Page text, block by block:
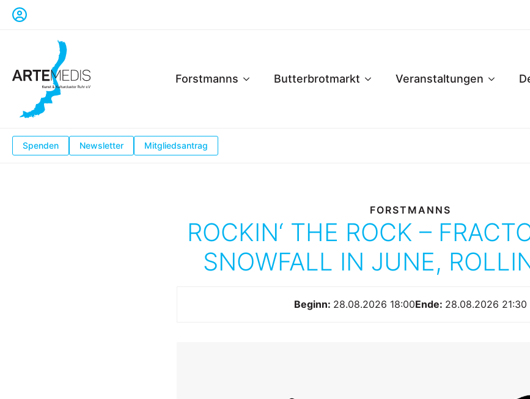
Forstmanns Butterbrotmarkt Veranstaltungen
Spenden Newsletter Mitgliedsantrag
FORSTMANNS
ROCKIN‘ THE ROCK –
SNOWFALL IN JUNE,
Beginn: 28.08.2026 18:00Ende: 28.08.2026 21:30